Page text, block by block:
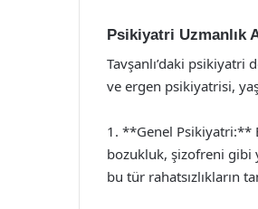
Psikiyatri Uzmanlık
Tavşanlı’daki
ve ergen psikiyatrisi,
1. **Genel Psikiyatri:**
bozukluk, şizofreni gibi
bu tür rahatsızlıkların